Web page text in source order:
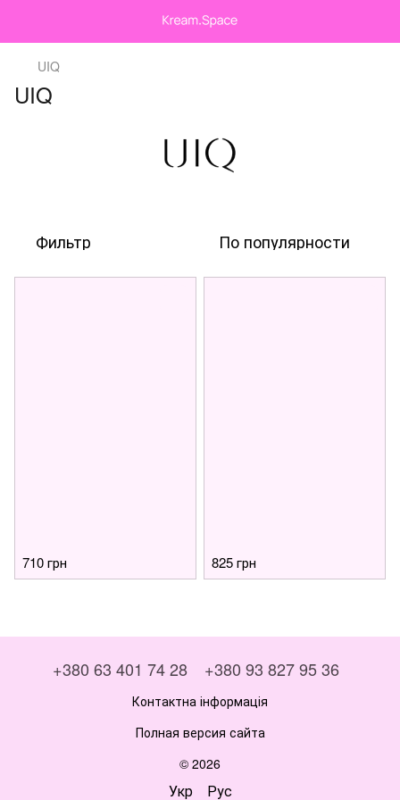
UIQ
UIQ
Фильтр По популярности
710 грн 825 грн
+380 63 401 74 28 +380 93 827 95 36
Контактна інформація
Полная версия сайта
© 2026
Укр Рус